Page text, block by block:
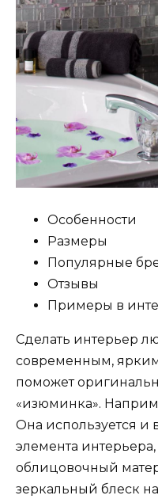
Особенности
Размеры
Популярные
Отзывы
Примеры в
Сделать интерьер
современным,
поможет
«изюминка».
Она используется и
элемента
облицовочный
зеркальный блеск